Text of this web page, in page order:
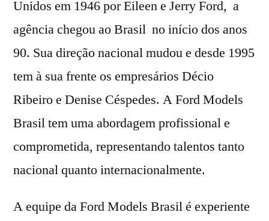
Unidos em 1946 por Eileen e Jerry Ford, a
agência chegou ao Brasil no início dos anos
90. Sua direção nacional mudou e desde 1995
tem à sua frente os empresários Décio
Ribeiro e Denise Céspedes. A Ford Models
Brasil tem uma abordagem profissional e
comprometida, representando talentos tanto
nacional quanto internacionalmente.
A equipe da Ford Models Brasil é experiente